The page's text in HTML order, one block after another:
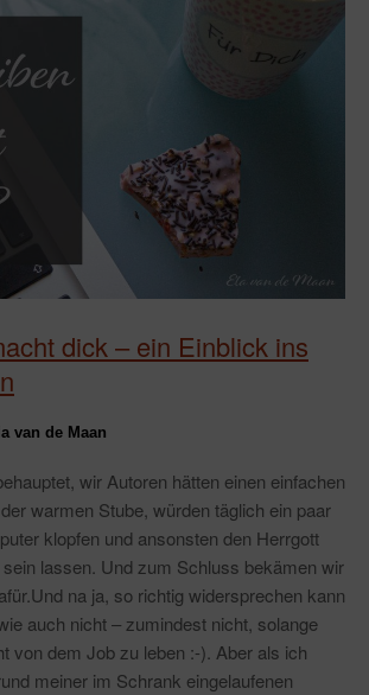
dick – ein Einblick ins
van de Maan
wir Autoren hätten einen einfachen
warmen Stube, würden täglich ein paar
klopfen und ansonsten den Herrgott
lassen. Und zum Schluss bekämen wir
na ja, so richtig widersprechen kann
auch nicht – zumindest nicht, solange
von dem Job zu leben :-). Aber als ich
meiner im Schrank eingelaufenen